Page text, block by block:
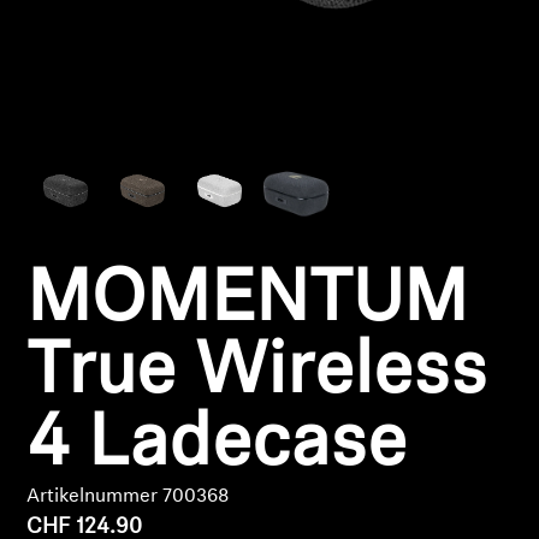
Hearing
TV-Kopfhörer
Hörer-Ressourcen
Original-Hörteile & Zubehör
Soundbars
MOMENTUM
True Wireless
4 Ladecase
Artikelnummer 700368
CHF 124.90